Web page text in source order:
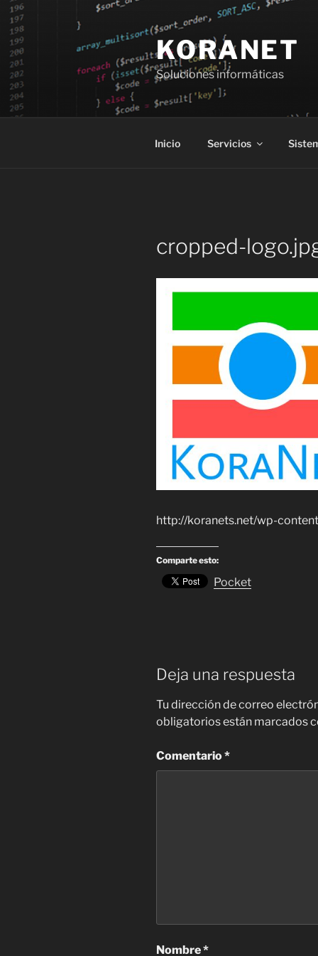
Saltar
contenido
KORANET
Soluciones informáticas
Inicio Servicios
cropped-
http://koranets.net/wp-
Comparte esto:
Pocket
Deja una respuesta
Tu dirección de correo
obligatorios están marcados
Comentario*
Nombre*